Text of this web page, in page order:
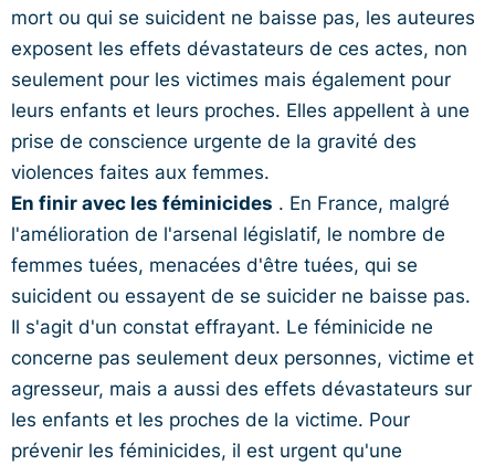
mort ou qui se suicident ne baisse pas, les auteures
exposent les effets dévastateurs de ces actes, non
seulement pour les victimes mais également pour
leurs enfants et leurs proches. Elles appellent à une
prise de conscience urgente de la gravité des
violences faites aux femmes.
En finir avec les féminicides . En France, malgré
l'amélioration de l'arsenal législatif, le nombre de
femmes tuées, menacées d'être tuées, qui se
suicident ou essayent de se suicider ne baisse pas.
Il s'agit d'un constat effrayant. Le féminicide ne
concerne pas seulement deux personnes, victime et
agresseur, mais a aussi des effets dévastateurs sur
les enfants et les proches de la victime. Pour
prévenir les féminicides, il est urgent qu'une